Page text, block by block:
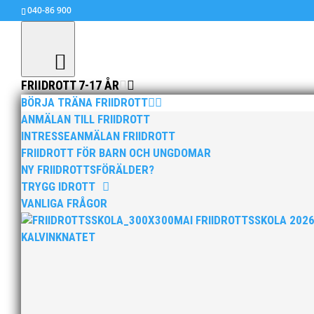
040-86 900
FRIIDROTT 7-17 ÅR
BÖRJA TRÄNA FRIIDROTT
ANMÄLAN TILL FRIIDROTT
INTRESSEANMÄLAN FRIIDROTT
FRIIDROTT FÖR BARN OCH UNGDOMAR
NY FRIIDROTTSFÖRÄLDER?
TRYGG IDROTT
VANLIGA FRÅGOR
MAI FRIIDROTTSSKOLA 2026
KALVINKNATET